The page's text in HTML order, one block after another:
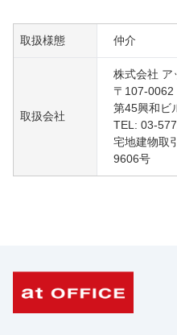
取扱様態 仲介
取扱会社
株式会社 ア
〒107-
第45興和ビ
TEL: 03-
宅地建物取
9606号